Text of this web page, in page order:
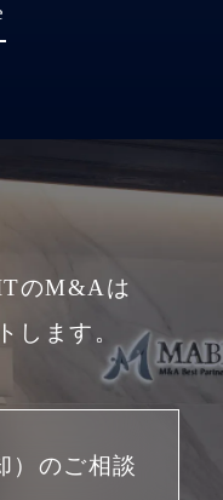
のM&Aは
します。
）のご相談